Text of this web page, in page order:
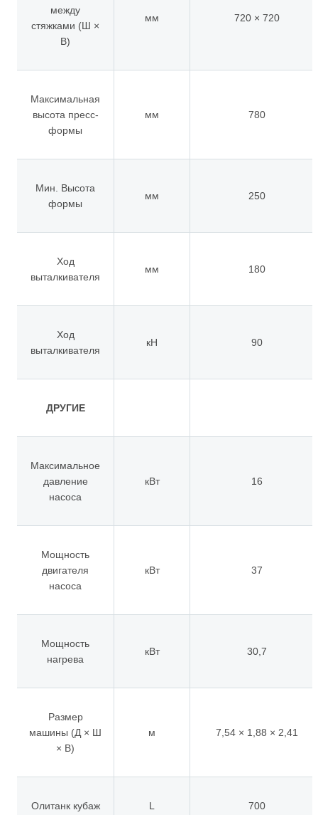
между
стяжками (Ш ×
В)
мм 720 × 720
Максимальная
высота пресс-
формы
мм 780
Мин. Высота
формы
мм 250
Ход
выталкивателя
мм 180
Ход
выталкивателя
кН 90
ДРУГИЕ
Максимальное
давление
насоса
кВт 16
Мощность
двигателя
насоса
кВт 37
Мощность
нагрева
кВт 30,7
Размер
машины (Д × Ш
× В)
м 7,54 × 1,88 × 2,41
Олитанк кубаж L 700